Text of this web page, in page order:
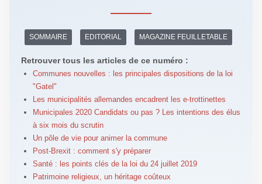
SOMMAIRE EDITORIAL MAGAZINE FEUILLETABLE
Retrouver tous les articles de ce numéro :
Communes nouvelles : les principales dispositions de la loi
"Gatel"
Les municipalités allemandes encadrent les e-trottinettes
Municipales 2020 Candidats ou pas ? Les intentions des élus
à six mois du scrutin
Un pôle de vie pour animer la commune
Post-Brexit : comment s'y préparer
Santé : les points clés de la loi du 24 juillet 2019
Patrimoine religieux, un héritage coûteux